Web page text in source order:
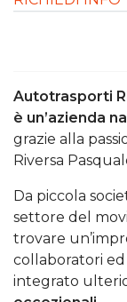
Autotrasporti
è un’azienda
grazie alla
Riversa
Da piccola
settore del
trovare
collaboratori
integrato